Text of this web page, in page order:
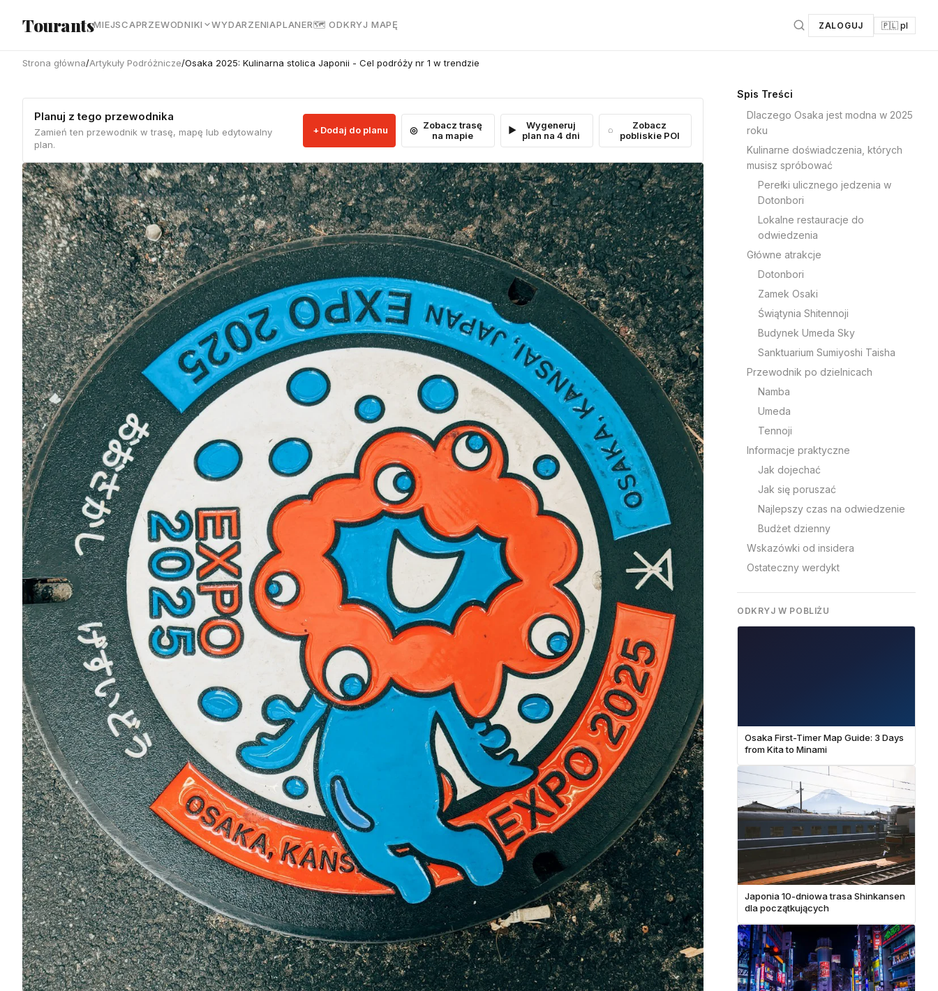
TourantsMIEJSCAPRZEWODNIKI WYDARZENIAPLANER🗺 ODKRYJ MAPĘ ZALOGUJ 🇵🇱 pl
Strona główna/Artykuły Podróżnicze/Osaka 2025: Kulinarna stolica Japonii - Cel podróży nr 1 w trendzie
Planuj z tego przewodnika
Zamień ten przewodnik w trasę, mapę lub edytowalny
plan.
Dodaj do planu
Zobacz trasę
na mapie
Wygeneruj
plan na 4 dni
Zobacz
pobliskie POI
Spis Treści
Dlaczego Osaka jest modna w 2025
roku
Kulinarne doświadczenia, których
musisz spróbować
Perełki ulicznego jedzenia w
Dotonbori
Lokalne restauracje do
odwiedzenia
Główne atrakcje
Dotonbori
Zamek Osaki
Świątynia Shitennoji
Budynek Umeda Sky
Sanktuarium Sumiyoshi Taisha
Przewodnik po dzielnicach
Namba
Umeda
Tennoji
Informacje praktyczne
Jak dojechać
Jak się poruszać
Najlepszy czas na odwiedzenie
Budżet dzienny
Wskazówki od insidera
Ostateczny werdykt
ODKRYJ W POBLIŻU
Osaka First-Timer Map Guide: 3 Days
from Kita to Minami
Japonia 10-dniowa trasa Shinkansen
dla początkujących